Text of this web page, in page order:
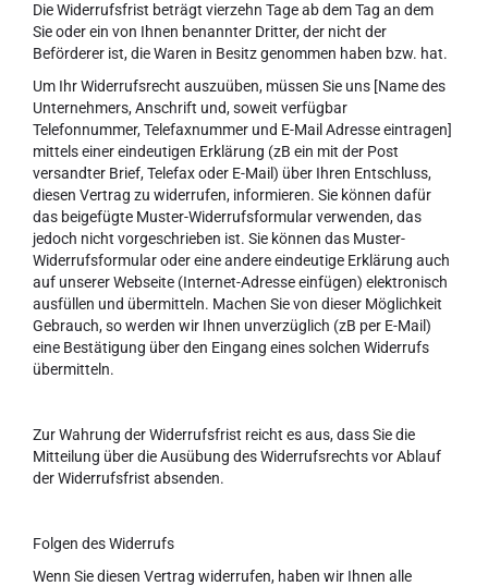
Die Widerrufsfrist beträgt vierzehn Tage ab dem Tag an dem
Sie oder ein von Ihnen benannter Dritter, der nicht der
Beförderer ist, die Waren in Besitz genommen haben bzw. hat.
Um Ihr Widerrufsrecht auszuüben, müssen Sie uns [Name des
Unternehmers, Anschrift und, soweit verfügbar
Telefonnummer, Telefaxnummer und E-Mail Adresse eintragen]
mittels einer eindeutigen Erklärung (zB ein mit der Post
versandter Brief, Telefax oder E-Mail) über Ihren Entschluss,
diesen Vertrag zu widerrufen, informieren. Sie können dafür
das beigefügte Muster-Widerrufsformular verwenden, das
jedoch nicht vorgeschrieben ist. Sie können das Muster-
Widerrufsformular oder eine andere eindeutige Erklärung auch
auf unserer Webseite (Internet-Adresse einfügen) elektronisch
ausfüllen und übermitteln. Machen Sie von dieser Möglichkeit
Gebrauch, so werden wir Ihnen unverzüglich (zB per E-Mail)
eine Bestätigung über den Eingang eines solchen Widerrufs
übermitteln.
Zur Wahrung der Widerrufsfrist reicht es aus, dass Sie die
Mitteilung über die Ausübung des Widerrufsrechts vor Ablauf
der Widerrufsfrist absenden.
Folgen des Widerrufs
Wenn Sie diesen Vertrag widerrufen, haben wir Ihnen alle